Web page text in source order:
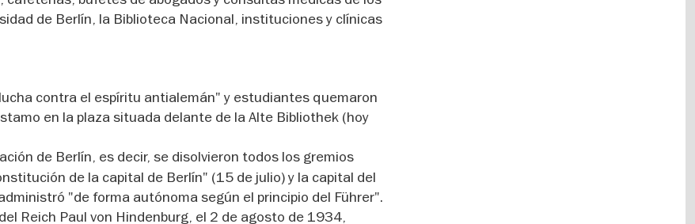
de Berlín, la Biblioteca Nacional, instituciones y clínicas
contra el espíritu antialemán" y estudiantes quemaron
en la plaza situada delante de la Alte Bibliothek (hoy
de Berlín, es decir, se disolvieron todos los gremios
de la capital de Berlín" (15 de julio) y la capital del
"de forma autónoma según el principio del Führer".
Reich Paul von Hindenburg, el 2 de agosto de 1934,